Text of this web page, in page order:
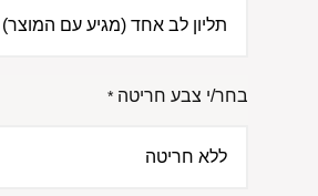
בחר/י צבע חריטה *